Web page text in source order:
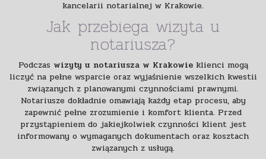
kancelarii notarialnej w Krakowie.
Jak przebiega wizyta u
notariusza?
Podczas wizyty u notariusza w Krakowieklienci mogą
liczyć na pełne wsparcie oraz wyjaśnienie wszelkich kwestii
związanych z planowanymi czynnościami prawnymi.
Notariusze dokładnie omawiają każdy etap procesu, aby
zapewnić pełne zrozumienie i komfort klienta. Przed
przystąpieniem do jakiejkolwiek czynności klient jest
informowany o wymaganych dokumentach oraz kosztach
związanych z usługą.